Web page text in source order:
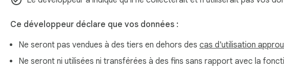
Ce développeur déclare que vos données :
Ne seront pas vendues à des tiers en dehors des cas d'utilisation
Ne seront ni utilisées ni transférées à des fins sans rapport avec la